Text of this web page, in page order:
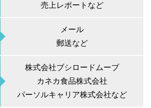
売上レポートなど
メール
郵送など
株式会社ブシロードムーブ
カネカ食品株式会社
パーソルキャリア株式会社など